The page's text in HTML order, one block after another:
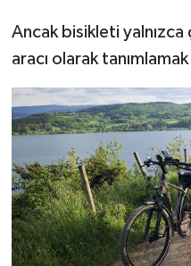
Ancak bisikleti
aracı olarak tanımlamak